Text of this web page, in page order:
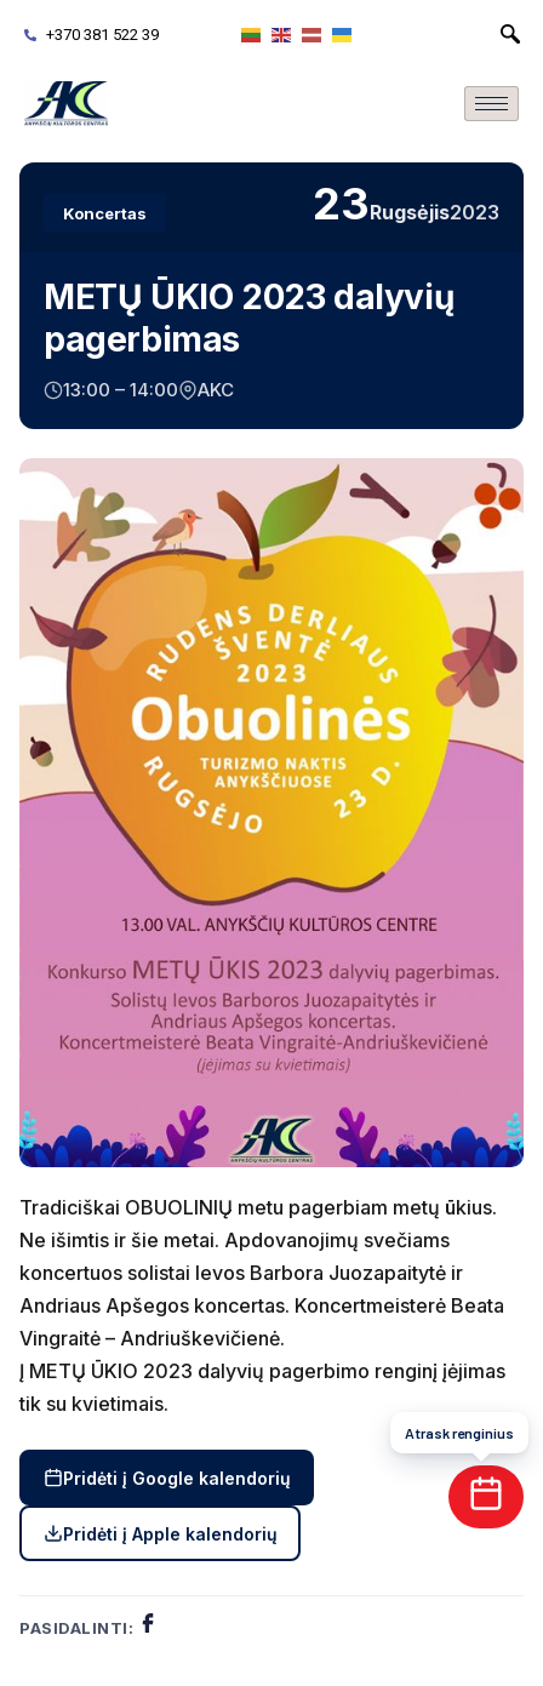
+370 381 522 39
Koncertas 23Rugsėjis2023
METŲ ŪKIO 2023 dalyvių
pagerbimas
13:00 – 14:00 AKC
Tradiciškai OBUOLINIŲ metu pagerbiam metų ūkius.
Ne išimtis ir šie metai. Apdovanojimų svečiams
koncertuos solistai Ievos Barbora Juozapaitytė ir
Andriaus Apšegos koncertas. Koncertmeisterė Beata
Vingraitė – Andriuškevičienė.
Į METŲ ŪKIO 2023 dalyvių pagerbimo renginį įėjimas
tik su kvietimais.
Pridėti į Google kalendorių
Pridėti į Apple kalendorių
PASIDALINTI:
Atrask renginius